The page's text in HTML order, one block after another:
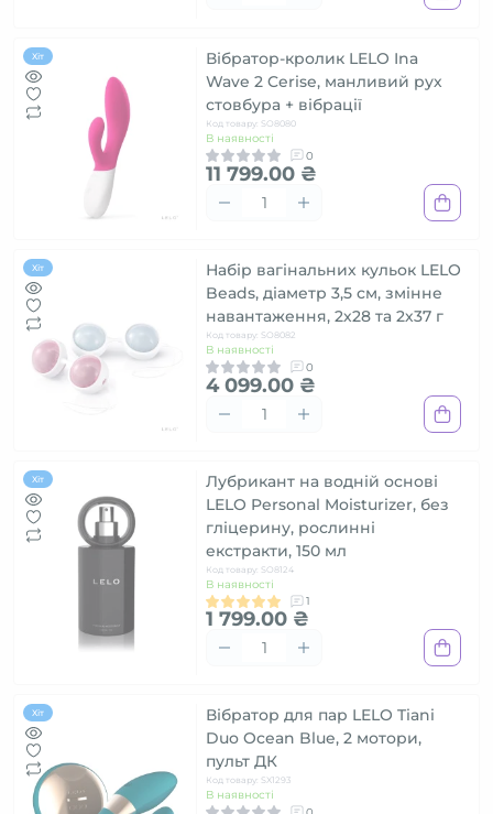
Хіт
Вібратор-кролик LELO Ina
Wave 2 Cerise, манливий рух
стовбура + вібрації
Код товару: SO8080
В наявності
0
11 799.00 ₴
Хіт
Набір вагінальних кульок LELO
Beads, діаметр 3,5 см, змінне
навантаження, 2х28 та 2х37 г
Код товару: SO8082
В наявності
0
4 099.00 ₴
Хіт
Лубрикант на водній основі
LELO Personal Moisturizer, без
гліцерину, рослинні
екстракти, 150 мл
Код товару: SO8124
В наявності
1
1 799.00 ₴
Хіт
Вібратор для пар LELO Tiani
Duo Ocean Blue, 2 мотори,
пульт ДК
Код товару: SX1293
В наявності